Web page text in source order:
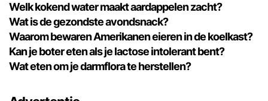
Welk kokend water maakt aardappelen zacht?
Wat is de gezondste avondsnack?
Waarom bewaren Amerikanen eieren in de koelkast?
Kan je boter eten als je lactose intolerant bent?
Wat eten om je darmflora te herstellen?